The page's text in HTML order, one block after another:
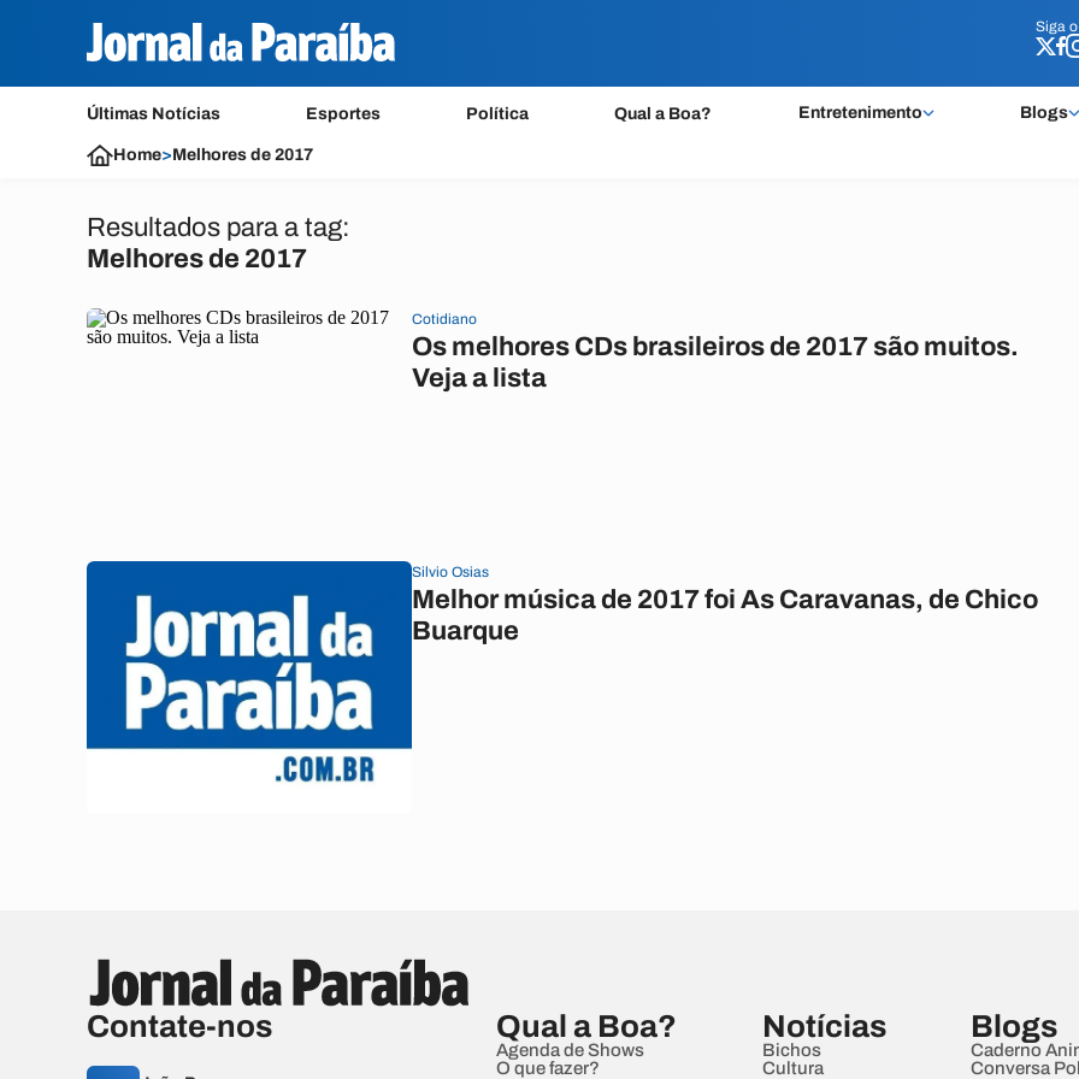
Siga o
Últimas Notícias Esportes Política Qual a Boa? Entretenimento Blogs
Siga o
Home>Melhores de 2017
Resultados para a tag:
Melhores de 2017
Cotidiano
Os melhores CDs brasileiros de 2017 são muitos.
Veja a lista
Silvio Osias
Melhor música de 2017 foi As Caravanas, de Chico
Buarque
Contate-nos Qual a Boa?
Agenda de Shows
O que fazer?
Notícias
Bichos
Cultura
Blogs
Caderno
Conversa